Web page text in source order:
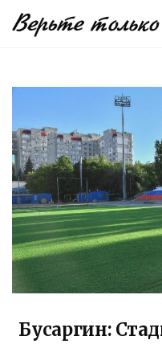
Бусаргин: